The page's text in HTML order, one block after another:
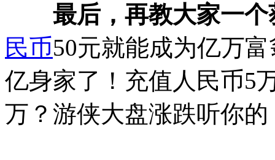
最后，再教大家一
民币50元就能成为亿万
亿身家了！充值人民币5
万？游侠大盘涨跌听你的